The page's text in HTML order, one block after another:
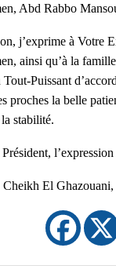
Abd Rabbo
j’exprime à Votre
ainsi qu’à la
Puissant
proches la belle
stabilité.
El